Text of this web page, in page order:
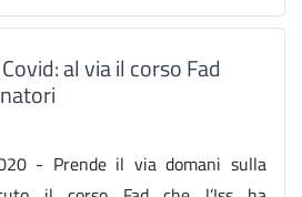
al via il corso Fad
- Prende il via domani sulla